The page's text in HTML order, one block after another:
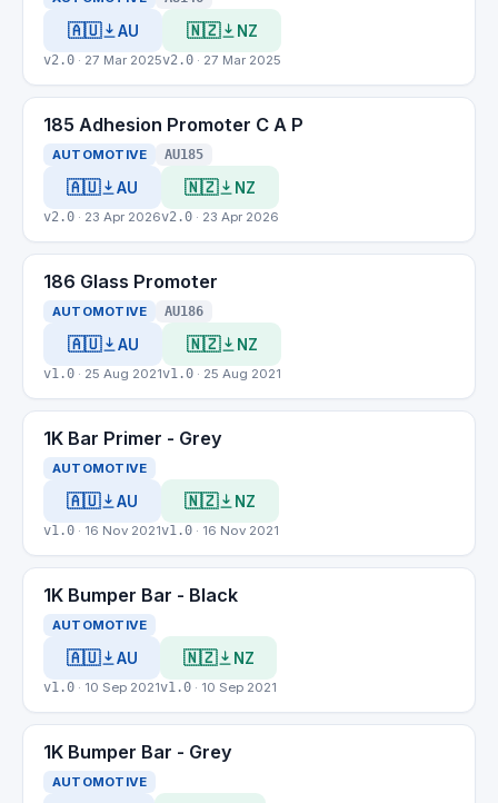
🇦🇺 AU
v2.0 · 27 Mar 2025
🇳🇿 NZ
v2.0 · 27 Mar 2025
185 Adhesion Promoter C A P
AUTOMOTIVE AU185
🇦🇺 AU
v2.0 · 23 Apr 2026
🇳🇿 NZ
v2.0 · 23 Apr 2026
186 Glass Promoter
AUTOMOTIVE AU186
🇦🇺 AU
v1.0 · 25 Aug 2021
🇳🇿 NZ
v1.0 · 25 Aug 2021
1K Bar Primer - Grey
AUTOMOTIVE
🇦🇺 AU
v1.0 · 16 Nov 2021
🇳🇿 NZ
v1.0 · 16 Nov 2021
1K Bumper Bar - Black
AUTOMOTIVE
🇦🇺 AU
v1.0 · 10 Sep 2021
🇳🇿 NZ
v1.0 · 10 Sep 2021
1K Bumper Bar - Grey
AUTOMOTIVE